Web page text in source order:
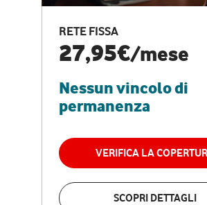
RETE FISSA
27,95€/mese
Nessun vincolo di
permanenza
VERIFICA LA
SCOPRI DETTAGLI
CASA PRO
Internet
vantaggi
RETE FISSA +
29,95€
permanenza
VERIFICA LA